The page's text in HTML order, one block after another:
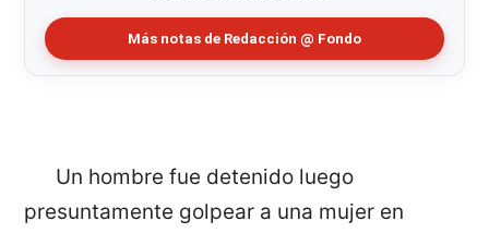
Más notas de Redacción @ Fondo
Un hombre fue detenido luego
presuntamente golpear a una mujer en